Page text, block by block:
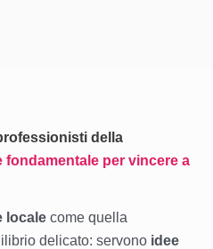
della
fondamentale per vincere a
locale come quella
delicato: servono idee